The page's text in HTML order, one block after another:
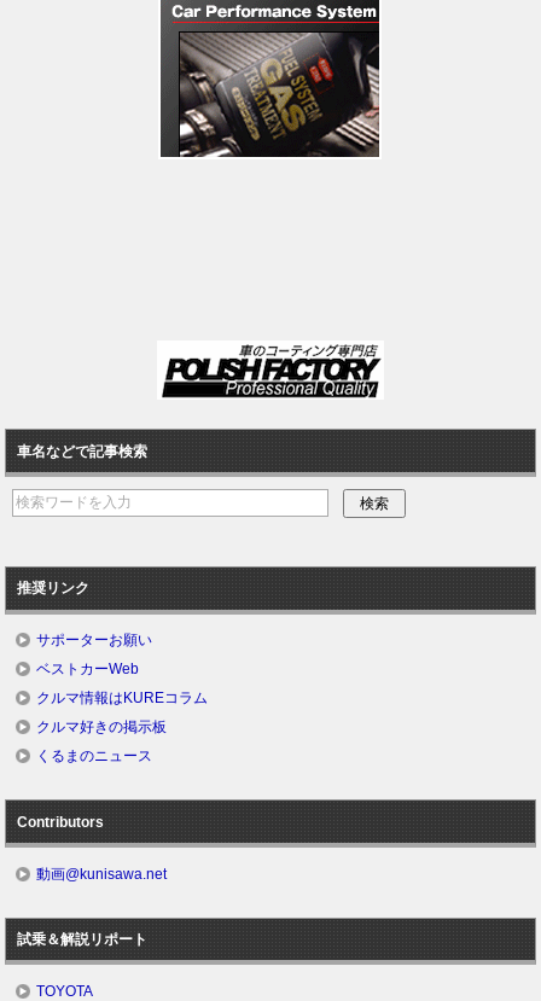
車名などで記事検索
推奨リンク
サポーターお願い
ベストカーWeb
クルマ情報はKUREコラム
クルマ好きの掲示板
くるまのニュース
Contributors
動画@kunisawa.net
試乗＆解説リポート
TOYOTA